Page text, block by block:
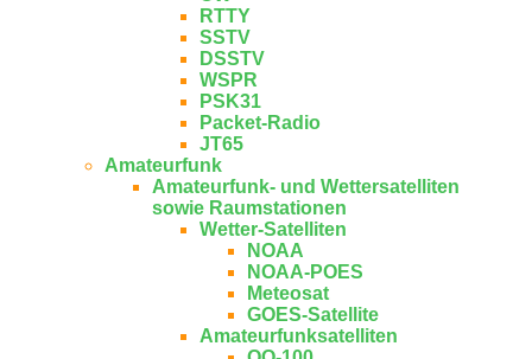
RTTY
SSTV
DSSTV
WSPR
PSK31
Packet-Radio
JT65
Amateurfunk
Amateurfunk- und Wettersatelliten
sowie Raumstationen
Wetter-Satelliten
NOAA
NOAA-POES
Meteosat
GOES-Satellite
Amateurfunksatelliten